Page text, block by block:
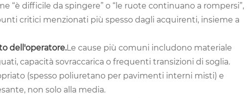
“è difficile da spingere” o “le ruote continuano a rompersi”,
critici menzionati più spesso dagli acquirenti, insieme a
dell'operatore.Le cause più comuni includono materiale
capacità sovraccarica o frequenti transizioni di soglia.
(spesso poliuretano per pavimenti interni misti) e
non solo alla media.